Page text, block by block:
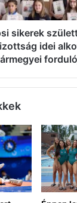
sikerek
idei